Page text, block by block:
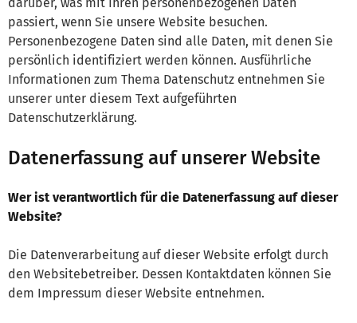
darüber, was mit Ihren personenbezogenen Daten
passiert, wenn Sie unsere Website besuchen.
Personenbezogene Daten sind alle Daten, mit denen Sie
persönlich identifiziert werden können. Ausführliche
Informationen zum Thema Datenschutz entnehmen Sie
unserer unter diesem Text aufgeführten
Datenschutzerklärung.
Datenerfassung auf unserer Website
Wer ist verantwortlich für die Datenerfassung auf dieser
Website?
Die Datenverarbeitung auf dieser Website erfolgt durch
den Websitebetreiber. Dessen Kontaktdaten können Sie
dem Impressum dieser Website entnehmen.